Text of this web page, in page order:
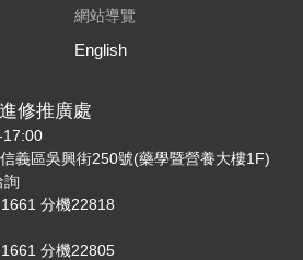
網站導覽
English
修推廣處
17:00
義區吳興街250號(藥學暨營養大樓1F)
詢
分機22818
分機22805